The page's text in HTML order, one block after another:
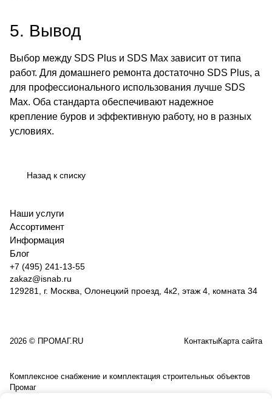
5. Вывод
Выбор между SDS Plus и SDS Max зависит от типа
работ. Для домашнего ремонта достаточно SDS Plus, а
для профессионального использования лучше SDS
Max. Оба стандарта обеспечивают надежное
крепление буров и эффективную работу, но в разных
условиях.
Назад к списку
Наши услуги
Ассортимент
Информация
Блог
+7 (495) 241-13-55
zakaz@isnab.ru
129281, г. Москва, Олонецкий проезд, 4к2, этаж 4, комната 34
2026 © ПРОМАГ.RU КонтактыКарта сайта
Комплексное снабжение и комплектация строительных объектов
Промаг